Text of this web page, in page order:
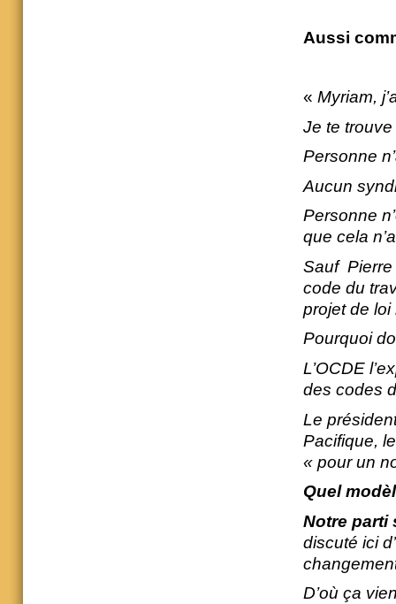
Aussi
« Myriam,
Je te
Personne
Aucun
Personne
que cela
Sauf Pierre
code du
projet de loi
Pourquoi
L’OCDE
des codes
Le
Pacifique,
« pour un
Quel
Notre parti
discuté ici
D’où ça